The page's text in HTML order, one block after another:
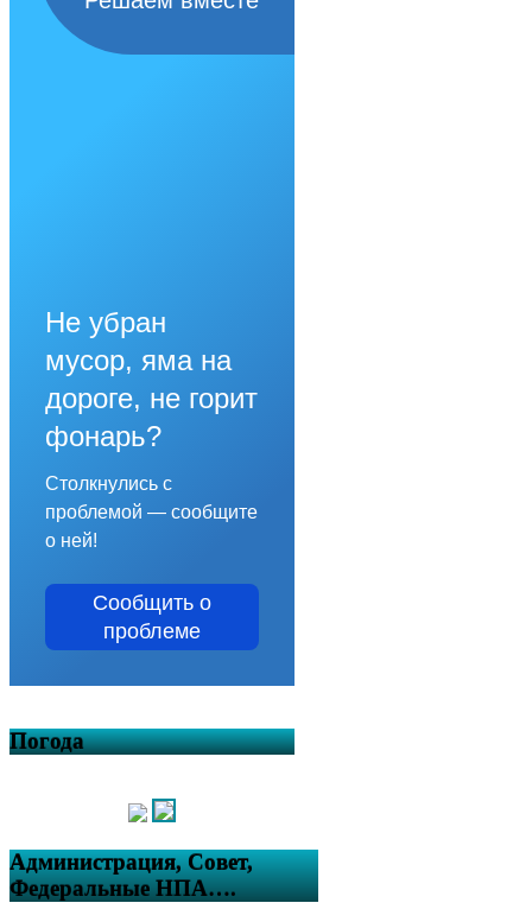
Не убран
мусор, яма на
дороге, не горит
фонарь?
Столкнулись с
проблемой — сообщите
о ней!
Сообщить о
проблеме
Погода
Администрация, Совет,
Федеральные НПА….